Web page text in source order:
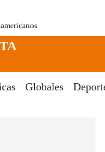
Globales